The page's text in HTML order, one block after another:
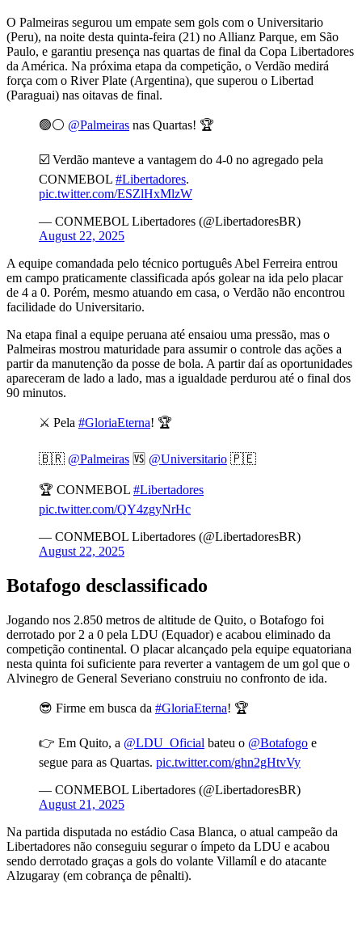
O Palmeiras segurou um empate sem gols com o Universitario
(Peru), na noite desta quinta-feira (21) no Allianz Parque, em São
Paulo, e garantiu presença nas quartas de final da Copa Libertadores
da América. Na próxima etapa da competição, o Verdão medirá
força com o River Plate (Argentina), que superou o Libertad
(Paraguai) nas oitavas de final.
🟢⚪️ @Palmeiras nas Quartas! 🏆
☑️ Verdão manteve a vantagem do 4-0 no agregado pela
CONMEBOL #Libertadores.
pic.twitter.com/ESZlHxMlzW
— CONMEBOL Libertadores (@LibertadoresBR)
August 22, 2025
A equipe comandada pelo técnico português Abel Ferreira entrou
em campo praticamente classificada após golear na ida pelo placar
de 4 a 0. Porém, mesmo atuando em casa, o Verdão não encontrou
facilidade do Universitario.
Na etapa final a equipe peruana até ensaiou uma pressão, mas o
Palmeiras mostrou maturidade para assumir o controle das ações a
partir da manutenção da posse de bola. A partir daí as oportunidades
apareceram de lado a lado, mas a igualdade perdurou até o final dos
90 minutos.
⚔️ Pela #GloriaEterna! 🏆
🇧🇷 @Palmeiras 🆚 @Universitario 🇵🇪
🏆 CONMEBOL #Libertadores
pic.twitter.com/QY4zgyNrHc
— CONMEBOL Libertadores (@LibertadoresBR)
August 22, 2025
Botafogo desclassificado
Jogando nos 2.850 metros de altitude de Quito, o Botafogo foi
derrotado por 2 a 0 pela LDU (Equador) e acabou eliminado da
competição continental. O placar alcançado pela equipe equatoriana
nesta quinta foi suficiente para reverter a vantagem de um gol que o
Alvinegro de General Severiano construiu no confronto de ida.
😎 Firme em busca da #GloriaEterna! 🏆
👉 Em Quito, a @LDU_Oficial bateu o @Botafogo e
segue para as Quartas. pic.twitter.com/ghn2gHtvVy
— CONMEBOL Libertadores (@LibertadoresBR)
August 21, 2025
Na partida disputada no estádio Casa Blanca, o atual campeão da
Libertadores não conseguiu segurar o ímpeto da LDU e acabou
sendo derrotado graças a gols do volante Villamíl e do atacante
Alzugaray (em cobrança de pênalti).